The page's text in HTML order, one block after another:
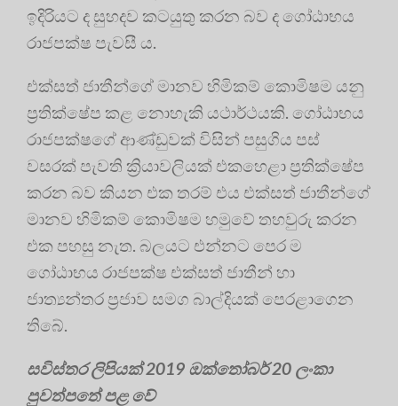
ඉදිරියට ද සුහදව කටයුතු කරන බව ද ගෝඨාභය
රාජපක්ෂ පැවසී ය.
එක්සත් ජාතීන්ගේ මානව හිමිකම් කොමිෂම යනු
ප්‍රතික්ෂේප කළ නොහැකි යථාර්ථයකි. ගෝඨාභය
රාජපක්ෂගේ ආණ්ඩුවක් විසින් පසුගිය පස්
වසරක් පැවති ක්‍රියාවලියක් එකහෙළා ප්‍රතික්ෂේප
කරන බව කියන එක තරම් එය එක්සත් ජාතීන්ගේ
මානව හිමිකම් කොමිෂම හමුවේ තහවුරු කරන
එක පහසු නැත. බලයට එන්නට පෙර ම
ගෝඨාභය රාජපක්ෂ එක්සත් ජාතීන් හා
ජාත්‍යන්තර ප්‍රජාව සමග බාල්දියක් පෙරළාගෙන
තිබේ.
සවිස්තර ලිපියක් 2019 ඔක්තෝබර් 20 ලංකා
පුවත්පතේ පළ වේ